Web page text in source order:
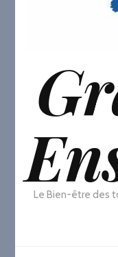
Le Bien-être des